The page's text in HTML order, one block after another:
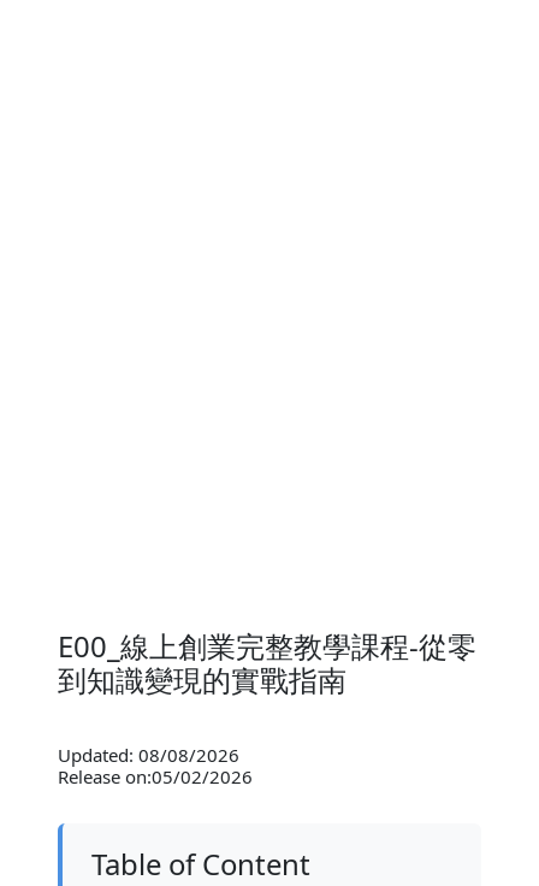
E00_線上創業完整教學課程-從零
到知識變現的實戰指南
Updated: 08/08/2026
Release on:05/02/2026
Table of Content